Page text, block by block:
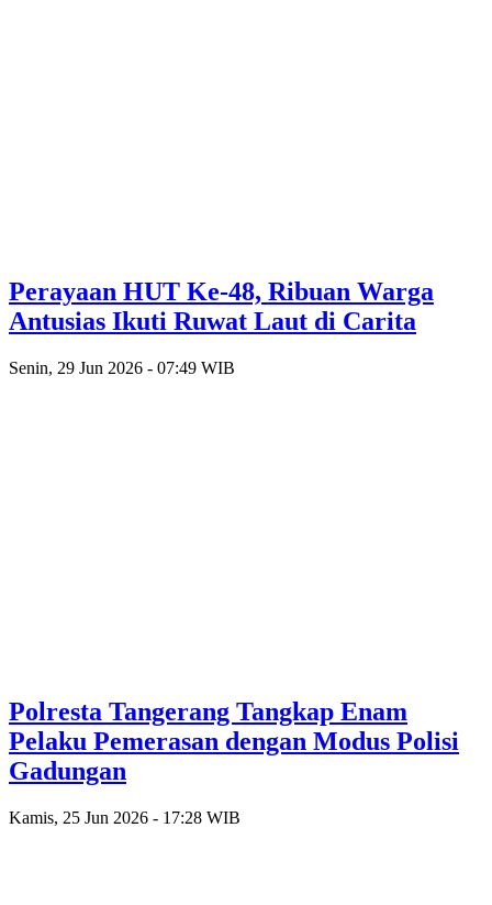
Perayaan HUT Ke-48, Ribuan Warga
Antusias Ikuti Ruwat Laut di Carita
Senin, 29 Jun 2026 - 07:49 WIB
Polresta Tangerang Tangkap Enam
Pelaku Pemerasan dengan Modus Polisi
Gadungan
Kamis, 25 Jun 2026 - 17:28 WIB